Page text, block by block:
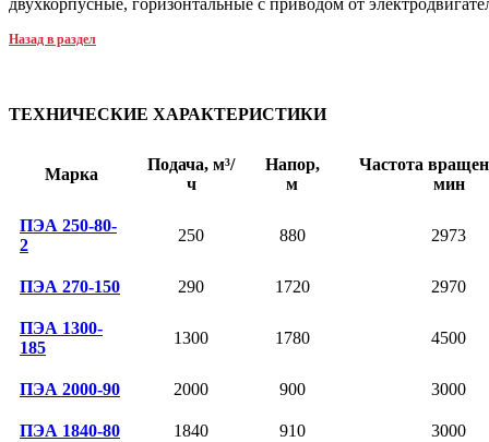
двухкорпусные, горизонтальные с приводом от
Назад в раздел
ТЕХНИЧЕСКИЕ ХАРАКТЕРИСТИКИ
Марка
Подача, м³/
ч
Напор,
м
Частота
мин
ПЭА 250-80-
2
250 880 2973
ПЭА 270-150 290 1720 2970
ПЭА 1300-
185
1300 1780 4500
ПЭА 2000-90 2000 900 3000
ПЭА 1840-80 1840 910 3000